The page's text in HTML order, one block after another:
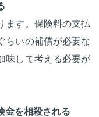
ます。保険料の支払
らいの補償が必要な
味して考える必要が
金を相殺される